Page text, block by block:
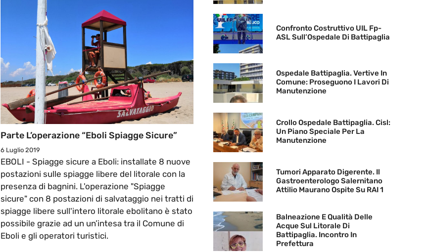
Parte L’operazione “Eboli Spiagge Sicure”
6 Luglio 2019
EBOLI - Spiagge sicure a Eboli: installate 8 nuove
postazioni sulle spiagge libere del litorale con la
presenza di bagnini. L'operazione "Spiagge
sicure" con 8 postazioni di salvataggio nei tratti di
spiagge libere sull'intero litorale ebolitano è stato
possibile grazie ad un un’intesa tra il Comune di
Eboli e gli operatori turistici.
Confronto Costruttivo UIL Fp-
ASL Sull’Ospedale Di Battipaglia
Ospedale Battipaglia. Vertive In
Comune: Proseguono I Lavori Di
Manutenzione
Crollo Ospedale Battipaglia. Cisl:
Un Piano Speciale Per La
Manutenzione
Tumori Apparato Digerente. Il
Gastroenterologo Salernitano
Attilio Maurano Ospite Su RAI 1
Balneazione E Qualità Delle
Acque Sul Litorale Di
Battipaglia. Incontro In
Prefettura